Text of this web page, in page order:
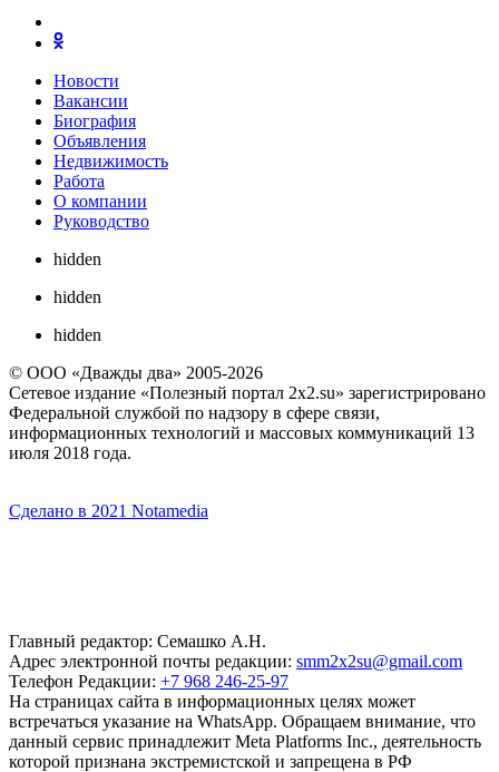
Новости
Вакансии
Биография
Объявления
Недвижимость
Работа
О компании
Руководство
hidden
hidden
hidden
© ООО «Дважды два» 2005-2026
Сетевое издание «Полезный портал 2x2.su» зарегистрировано
Федеральной службой по надзору в сфере связи,
информационных технологий и массовых коммуникаций 13
июля 2018 года.
Сделано в 2021 Notamedia
Главный редактор: Семашко А.Н.
Адрес электронной почты редакции: smm2x2su@gmail.com
Телефон Редакции: +7 968 246-25-97
На страницах сайта в информационных целях может
встречаться указание на WhatsApp. Обращаем внимание, что
данный сервис принадлежит Meta Platforms Inc., деятельность
которой признана экстремистской и запрещена в РФ